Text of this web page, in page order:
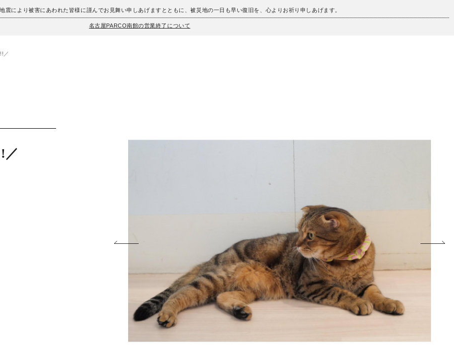
震により被害にあわれた皆様に謹んでお見舞い申しあげますとともに、被災地の一日も早い復旧を、心よりお祈り申しあげます。
名古屋PARCO南館の営業終了について
／
／